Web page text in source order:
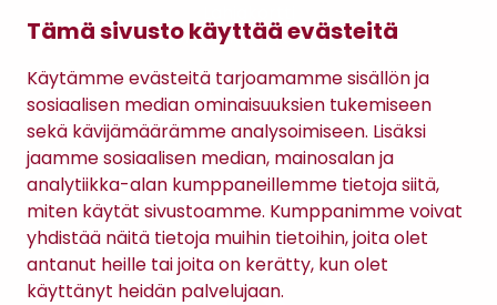
Tämä sivusto käyttää evästeitä
Käytämme evästeitä tarjoamamme sisällön ja
sosiaalisen median ominaisuuksien tukemiseen
sekä kävijämäärämme analysoimiseen. Lisäksi
jaamme sosiaalisen median, mainosalan ja
analytiikka-alan kumppaneillemme tietoja siitä,
miten käytät sivustoamme. Kumppanimme voivat
yhdistää näitä tietoja muihin tietoihin, joita olet
antanut heille tai joita on kerätty, kun olet
käyttänyt heidän palvelujaan.
Gomee Ratsula Café
Sopimusehdot
Tietosuojaseloste
Maksutavat